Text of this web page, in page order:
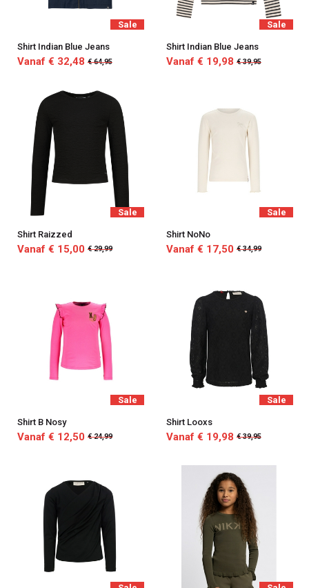
Sale
Shirt Indian Blue Jeans
Vanaf € 32,48 € 64,95
Sale
Shirt Indian Blue Jeans
Vanaf € 19,98 € 39,95
Sale
Shirt Raizzed
Vanaf € 15,00 € 29,99
Sale
Shirt NoNo
Vanaf € 17,50 € 34,99
Sale
Shirt B Nosy
Vanaf € 12,50 € 24,99
Sale
Shirt Looxs
Vanaf € 19,98 € 39,95